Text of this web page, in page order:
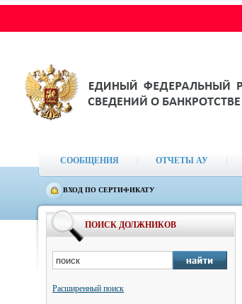
ВХОД ПО СЕРТИФИКАТУ
СООБЩЕНИЯ ОТЧЕТЫ АУ
ПОИСК ДОЛЖНИКОВ
Расширенный поиск